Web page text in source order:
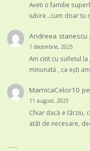
Aveti o familie
iubire...cum doar tu
Andreea stanescu
1 decembrie, 2025
Am citit cu sufletul
minunată , ca ești
MamicaCelor10
11 august, 2025
Chiar dacă e târziu,
atât de necesare,